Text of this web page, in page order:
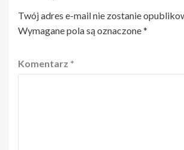
Twój adres e-mail nie zostanie
Wymagane pola są oznaczone*
Komentarz *